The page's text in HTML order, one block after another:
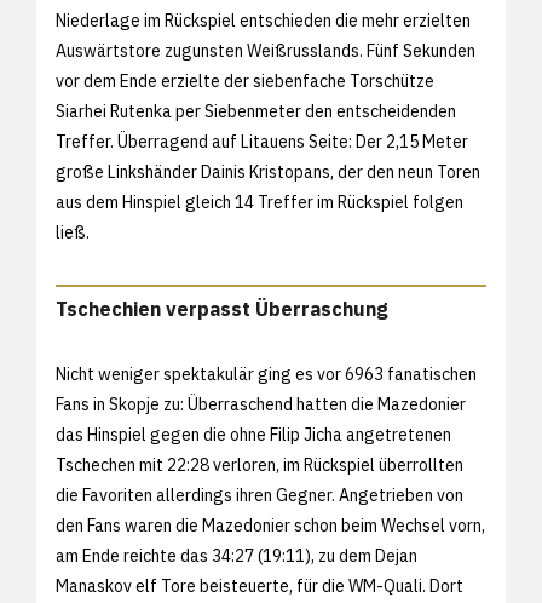
Niederlage im Rückspiel entschieden die mehr erzielten
Auswärtstore zugunsten Weißrusslands. Fünf Sekunden
vor dem Ende erzielte der siebenfache Torschütze
Siarhei Rutenka per Siebenmeter den entscheidenden
Treffer. Überragend auf Litauens Seite: Der 2,15 Meter
große Linkshänder Dainis Kristopans, der den neun Toren
aus dem Hinspiel gleich 14 Treffer im Rückspiel folgen
ließ.
Tschechien verpasst Überraschung
Nicht weniger spektakulär ging es vor 6963 fanatischen
Fans in Skopje zu: Überraschend hatten die Mazedonier
das Hinspiel gegen die ohne Filip Jicha angetretenen
Tschechen mit 22:28 verloren, im Rückspiel überrollten
die Favoriten allerdings ihren Gegner. Angetrieben von
den Fans waren die Mazedonier schon beim Wechsel vorn,
am Ende reichte das 34:27 (19:11), zu dem Dejan
Manaskov elf Tore beisteuerte, für die WM-Quali. Dort